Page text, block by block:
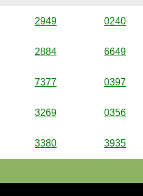
2949 0240
2884 6649
7377 0397
3269 0356
3380 3935